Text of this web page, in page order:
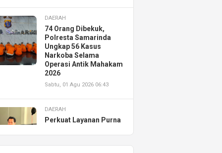
DAERAH
74 Orang Dibekuk,
Polresta Samarinda
Ungkap 56 Kasus
Narkoba Selama
Operasi Antik Mahakam
2026
Sabtu, 01 Agu 2026 06:43
DAERAH
Perkuat Layanan Purna
Resmikan AHASS